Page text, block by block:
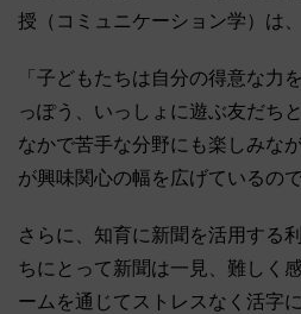
授（コミュニケーション学）は
「子どもたちは自分の得意な力
っぽう、いっしょに遊ぶ友だち
なかで苦手な分野にも楽しみな
が興味関心の幅を広げているの
さらに、知育に新聞を活用する
ちにとって新聞は一見、難しく
ームを通じてストレスなく活字